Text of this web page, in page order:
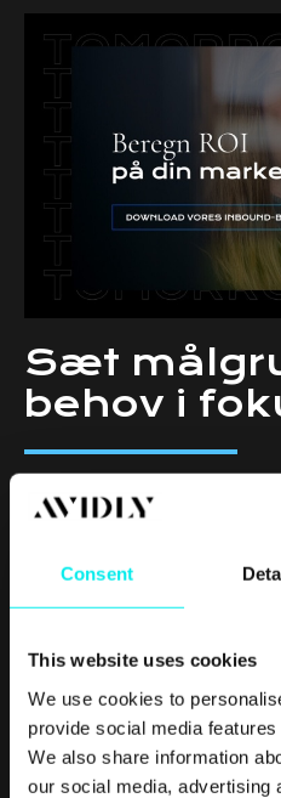
Consent
This website uses cookies
We use cookies to
provide social media
We also share information
our social media, advertising
Sæt
behov i
Marketing handler i dag
skarp på at imødekomme sin
automatisk sorterer det fra,
os.
Ved kontinuerligt at give dine
inspirerende information kan
kompetent og hjælpsom
dig i deres bevidsthed som et
en leverandør eller